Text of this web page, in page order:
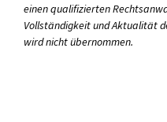
einen qualifizierten
Vollständigkeit und Aktualität
wird nicht übernommen.